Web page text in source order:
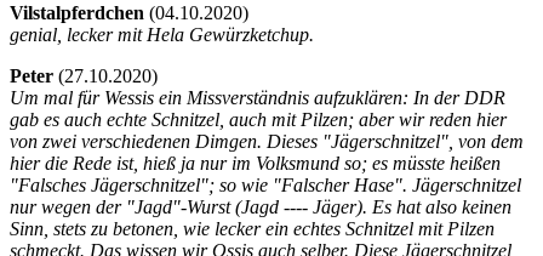
Vilstalpferdchen (04.10.2020)
genial, lecker mit Hela Gewürzketchup.
Peter (27.10.2020)
Um mal für Wessis ein Missverständnis aufzuklären: In der DDR
gab es auch echte Schnitzel, auch mit Pilzen; aber wir reden hier
von zwei verschiedenen Dimgen. Dieses "Jägerschnitzel", von dem
hier die Rede ist, hieß ja nur im Volksmund so; es müsste heißen
"Falsches Jägerschnitzel"; so wie "Falscher Hase". Jägerschnitzel
nur wegen der "Jagd"-Wurst (Jagd ---- Jäger). Es hat also keinen
Sinn, stets zu betonen, wie lecker ein echtes Schnitzel mit Pilzen
schmeckt. Das wissen wir Ossis auch selber. Diese Jägerschnitzel